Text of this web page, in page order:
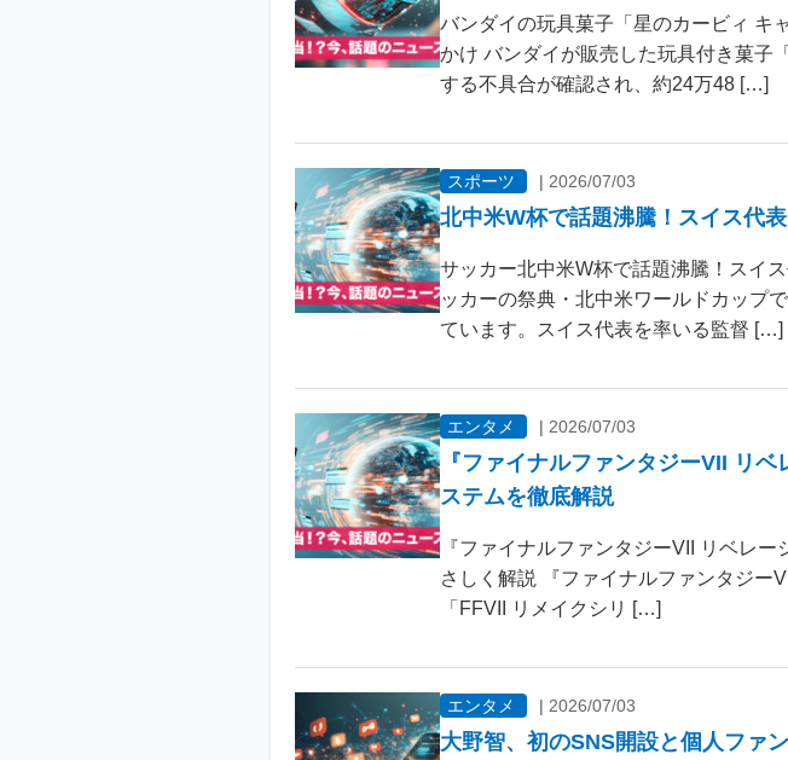
バンダイの玩具菓子「星のカービィ
かけ バンダイが販売した玩具付き菓子
する不具合が確認され、約24万48 […]
スポーツ | 2026/07/03
北中米W杯で話題沸騰！スイス代
サッカー北中米W杯で話題沸騰！スイ
ッカーの祭典・北中米ワールドカップ
ています。スイス代表を率いる監督 […]
エンタメ | 2026/07/03
『ファイナルファンタジーVII リ
ステムを徹底解説
『ファイナルファンタジーVII リベレ
さしく解説 『ファイナルファンタジー
「FFVII リメイクシリ […]
エンタメ | 2026/07/03
大野智、初のSNS開設と個人ファ